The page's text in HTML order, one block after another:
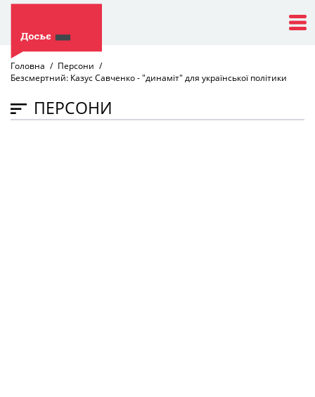
Головна
Персони
Безсмертний: Казус Савченко - "динаміт" для української політики
ПЕРСОНИ